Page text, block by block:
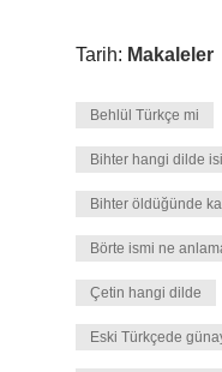
Tarih: Makaleler
Behlül Türkçe mi
Bihter hangi dilde
Bihter öldüğünde
Börte ismi ne
Çetin hangi dilde
Eski Türkçede